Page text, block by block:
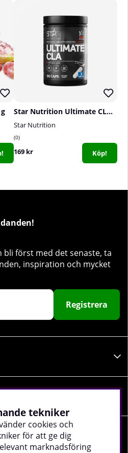
Star Nutrition Ultimate CLA, 90 caps
Star Nutrition
0
169 kr Köp!
bli först med det senaste, ta
inspiration och mycket
Registrera
tekniker
cookies och
för att ge dig
marknadsföring